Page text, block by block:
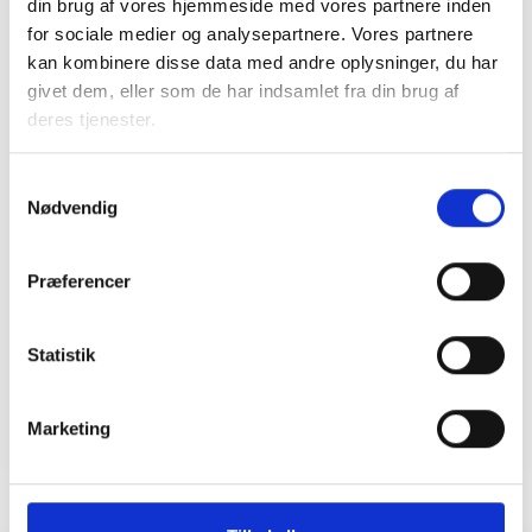
din brug af vores hjemmeside med vores partnere inden
for sociale medier og analysepartnere. Vores partnere
kan kombinere disse data med andre oplysninger, du har
givet dem, eller som de har indsamlet fra din brug af
deres tjenester.
Nødvendig
Præferencer
Statistik
Marketing
Schmidt/Kammeradvokaten
Frederik Svanebjerg, Poul
Schmidt/Kammeradvokaten